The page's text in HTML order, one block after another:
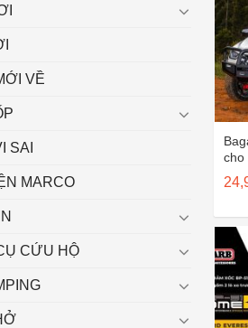
VỀ
SAI
MARCO
CỨU HỘ
cho